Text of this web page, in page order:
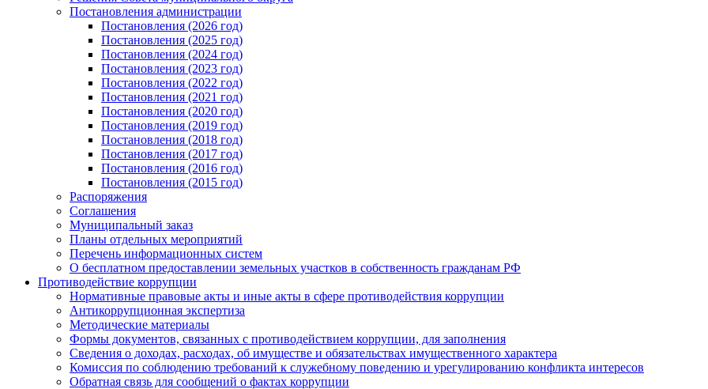
Постановления администрации
Постановления (2026 год)
Постановления (2025 год)
Постановления (2024 год)
Постановления (2023 год)
Постановления (2022 год)
Постановления (2021 год)
Постановления (2020 год)
Постановления (2019 год)
Постановления (2018 год)
Постановления (2017 год)
Постановления (2016 год)
Постановления (2015 год)
Распоряжения
Соглашения
Муниципальный заказ
Планы отдельных мероприятий
Перечень информационных систем
О бесплатном предоставлении земельных участков в собственность гражданам РФ
Противодействие коррупции
Нормативные правовые акты и иные акты в сфере противодействия коррупции
Антикоррупционная экспертиза
Методические материалы
Формы документов, связанных с противодействием коррупции, для заполнения
Сведения о доходах, расходах, об имуществе и обязательствах имущественного характера
Комиссия по соблюдению требований к служебному поведению и урегулированию конфликта интересов
Обратная связь для сообщений о фактах коррупции